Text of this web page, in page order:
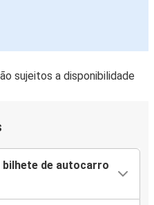
sujeitos a disponibilidade
de autocarro